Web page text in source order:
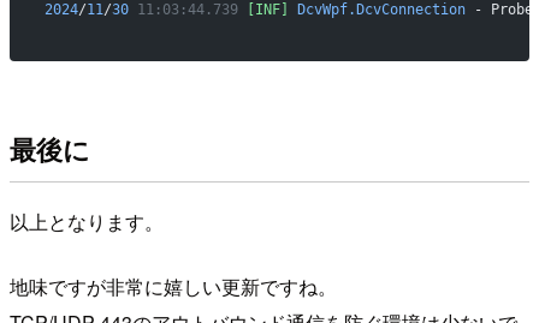
2024/11/30 11:03:44.739 [INF] DcvWpf.DcvConnection - Probe
最後に
以上となります。
地味ですが非常に嬉しい更新ですね。